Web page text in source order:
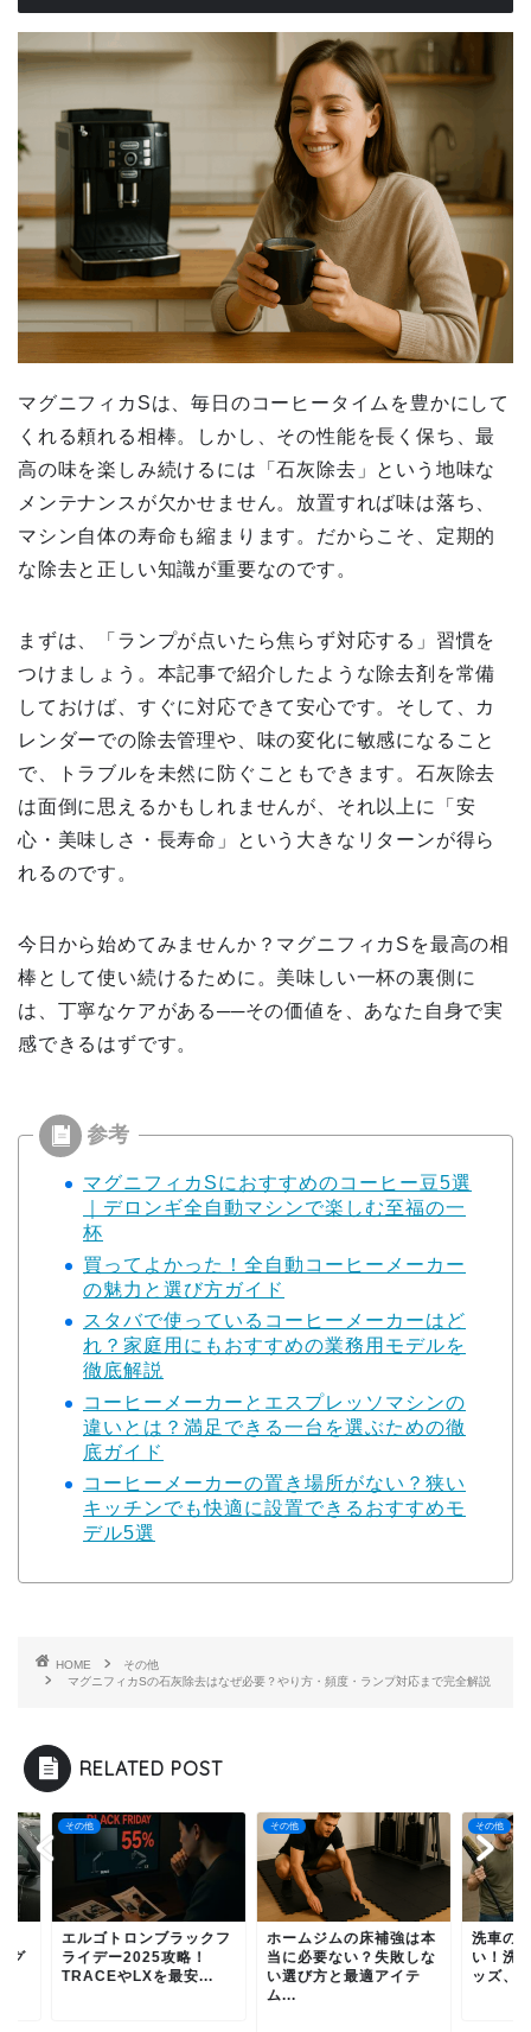
マグニフィカSは、毎日のコーヒータイムを豊かにして
くれる頼れる相棒。しかし、その性能を長く保ち、最
高の味を楽しみ続けるには「石灰除去」という地味な
メンテナンスが欠かせません。放置すれば味は落ち、
マシン自体の寿命も縮まります。だからこそ、定期的
な除去と正しい知識が重要なのです。
まずは、「ランプが点いたら焦らず対応する」習慣を
つけましょう。本記事で紹介したような除去剤を常備
しておけば、すぐに対応できて安心です。そして、カ
レンダーでの除去管理や、味の変化に敏感になること
で、トラブルを未然に防ぐこともできます。石灰除去
は面倒に思えるかもしれませんが、それ以上に「安
心・美味しさ・長寿命」という大きなリターンが得ら
れるのです。
今日から始めてみませんか？マグニフィカSを最高の相
棒として使い続けるために。美味しい一杯の裏側に
は、丁寧なケアがある──その価値を、あなた自身で実
感できるはずです。
マグニフィカSにおすすめのコーヒー豆5選
｜デロンギ全自動マシンで楽しむ至福の一
杯
買ってよかった！全自動コーヒーメーカー
の魅力と選び方ガイド
スタバで使っているコーヒーメーカーはど
れ？家庭用にもおすすめの業務用モデルを
徹底解説
コーヒーメーカーとエスプレッソマシンの
違いとは？満足できる一台を選ぶための徹
底ガイド
コーヒーメーカーの置き場所がない？狭い
キッチンでも快適に設置できるおすすめモ
デル5選
HOME
その他
マグニフィカSの石灰除去はなぜ必要？やり方・頻度・ランプ対応まで完全解説
RELATED POST
ゴトロンブラックフ
デー2025攻略！
やLXを最安...
その他
ホームジムの床補強は本
当に必要ない？失敗しな
い選び方と最適アイテ
その他
洗車のルーフが届か
い！洗い方とおすす
ッズ、注意点まで解